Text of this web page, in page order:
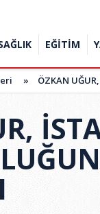
EĞİTİM
» ÖZKAN